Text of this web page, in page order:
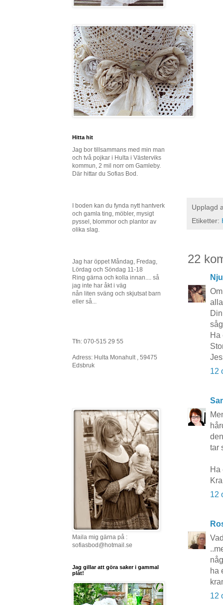
Upplagd
Etiketter:
22
Ha
12
tar
Ha
12
ha
12
Hitta hit
Jag bor tillsammans med min man
och två pojkar i Hulta i Västerviks
kommun, 2 mil norr om Gamleby.
Där hittar du Sofias Bod.
I boden kan du fynda nytt hantverk
och gamla ting, möbler, mysigt
pyssel, blommor och plantor av
olika slag.
Jag har öppet Måndag, Fredag,
Lördag och Söndag 11-18
Ring gärna och kolla innan.... så
jag inte har åkt i väg
nån liten sväng och skjutsat barn
eller så...
Tfn: 070-515 29 55
Adress: Hulta Monahult , 59475
Edsbruk
Maila mig gärna på :
sofiasbod@hotmail.se
Jag gillar att göra saker i gammal
plåt!